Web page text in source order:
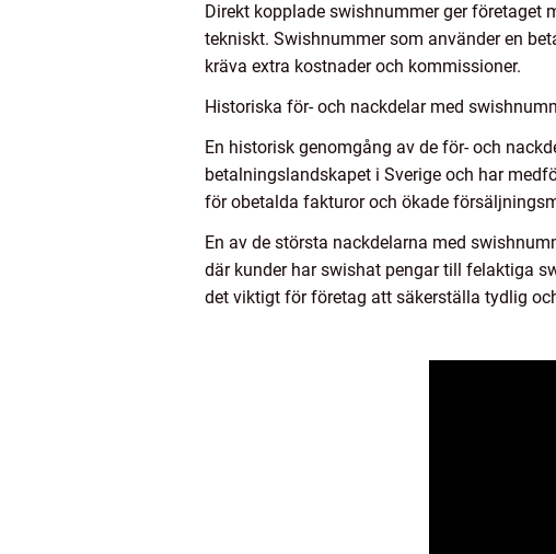
Direkt kopplade swishnummer ger företaget
tekniskt. Swishnummer som använder en
kräva extra kostnader och kommissioner.
Historiska för- och nackdelar med
En historisk genomgång av de för- och
betalningslandskapet i Sverige och har
för obetalda fakturor och ökade
En av de största nackdelarna med
där kunder har swishat pengar till felaktiga
det viktigt för företag att säkerställa tydlig